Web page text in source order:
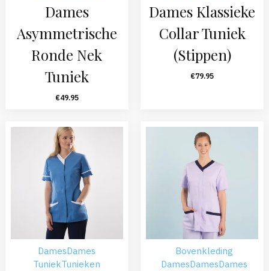
Dames
Asymmetrische
Ronde Nek
Tuniek
€49.95
Dames Klassieke
Collar Tuniek
(Stippen)
€79.95
DamesDames
TuniekTunieken
Bovenkleding
DamesDamesDames